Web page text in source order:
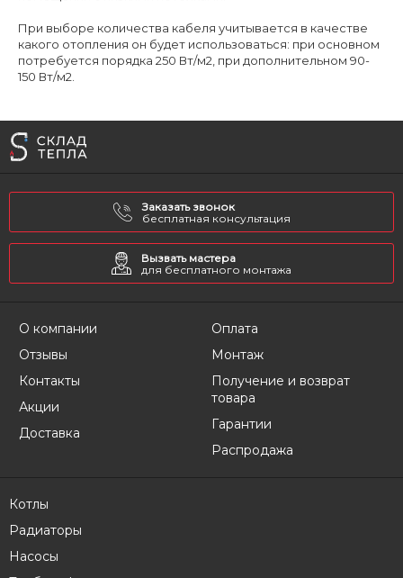
При выборе количества кабеля учитывается в качестве
какого отопления он будет использоваться: при основном
потребуется порядка 250 Вт/м2, при дополнительном 90-
150 Вт/м2.
Заказать звонок
бесплатная консультация
Вызвать мастера
для бесплатного монтажа
О компании
Отзывы
Контакты
Акции
Доставка
Оплата
Монтаж
Получение и возврат
товара
Гарантии
Распродажа
Котлы
Радиаторы
Насосы